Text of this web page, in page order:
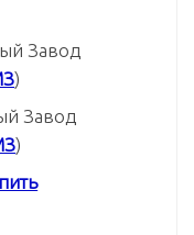
Завод
)
Завод
)